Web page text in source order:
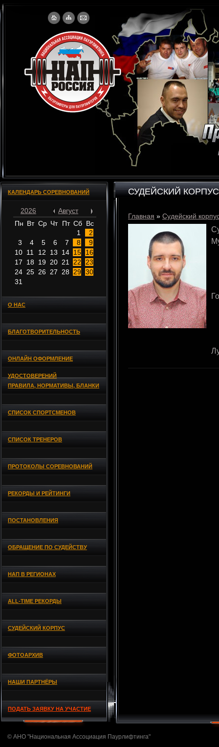
КАЛЕНДАРЬ СОРЕВНОВАНИЙ
2026
Август
Пн Вт Ср Чт Пт Сб Вс
1
2
3
4 5 6 7 8
9
10 11 12 13 14 15
16
17
18 19 20 21 22
23
24 25 26 27 28 29 30
31
О НАС
БЛАГОТВОРИТЕЛЬНОСТЬ
ОНЛАЙН ОФОРМЛЕНИЕ
УДОСТОВЕРЕНИЙ
ПРАВИЛА, НОРМАТИВЫ, БЛАНКИ
СПИСОК СПОРТСМЕНОВ
СПИСОК ТРЕНЕРОВ
ПРОТОКОЛЫ СОРЕВНОВАНИЙ
РЕКОРДЫ И РЕЙТИНГИ
ПОСТАНОВЛЕНИЯ
ОБРАЩЕНИЕ ПО СУДЕЙСТВУ
НАП В РЕГИОНАХ
ALL-TIME РЕКОРДЫ
СУДЕЙСКИЙ КОРПУС
ФОТОАРХИВ
НАШИ ПАРТНЁРЫ
ПОДАТЬ ЗАЯВКУ НА УЧАСТИЕ
СУДЕЙСКИЙ КОРПУС
Главная » Судейский
© АНО "Национальная Ассоциация Паурлифтинга"